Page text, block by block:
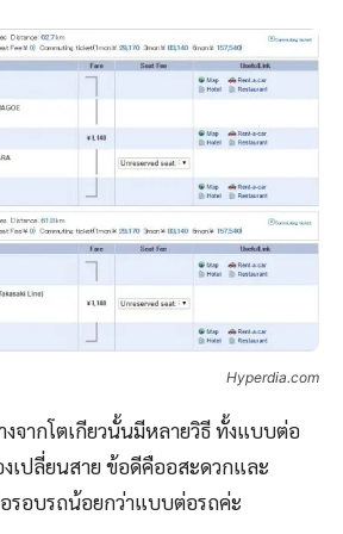
Hyperdia.com
งจากโตเกียวนั้นมีหลายวิธี ทั้งแบบต่อ
เปลี่ยนสาย ข้อดีคืออสะดวกและ
รอบรถน้อยกว่าแบบต่อรถค่ะ